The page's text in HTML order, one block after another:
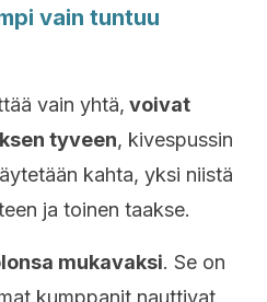
vain tuntuu
vain yhtä, voivat
tyveen, kivespussin
kahta, yksi niistä
ja toinen taakse.
mukavaksi. Se on
kumppanit nauttivat,